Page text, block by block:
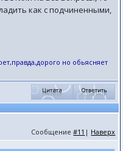
как с подчиненными,
но обьясняет
Сообщение#11 | Наверх